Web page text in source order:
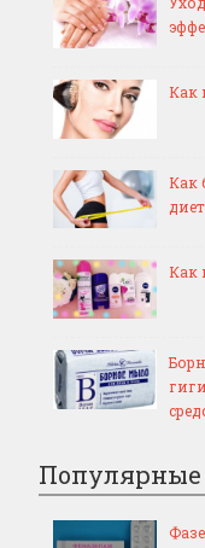
Как
Как
Как
Популярные